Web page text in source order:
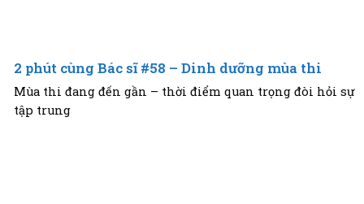
2 phút cùng Bác sĩ #58 – Dinh dưỡng mùa thi
Mùa thi đang đến gần – thời điểm quan trọng đòi hỏi sự
tập trung